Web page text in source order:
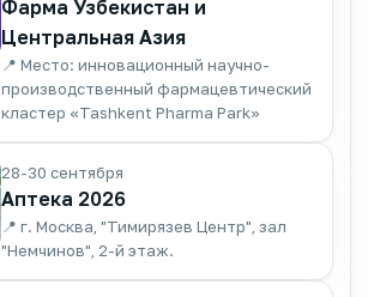
Фарма Узбекистан и
Центральная Азия
📍 Место: инновационный научно-
производственный фармацевтический
кластер «Tashkent Pharma Park»
28-30 сентября
Аптека 2026
📍 г. Москва, "Тимирязев Центр", зал
"Немчинов", 2-й этаж.